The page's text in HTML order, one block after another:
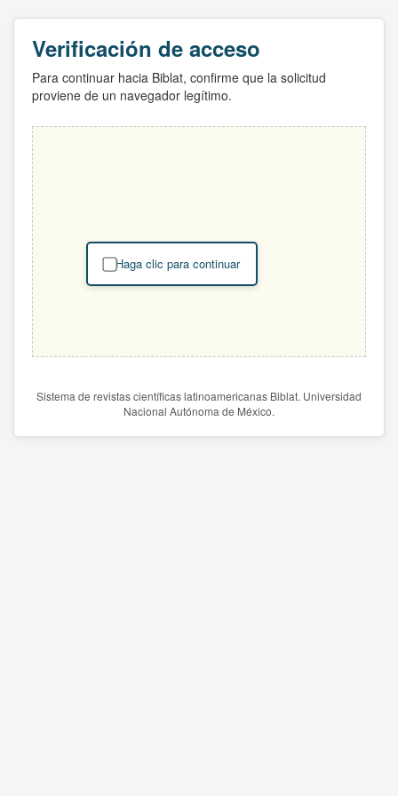
Verificación de acceso
Para continuar hacia Biblat, confirme que la solicitud
proviene de un navegador legítimo.
Haga clic para continuar
Sistema de revistas científicas latinoamericanas Biblat. Universidad
Nacional Autónoma de México.